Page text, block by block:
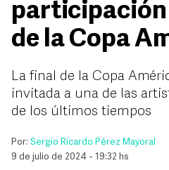
participación
de la Copa
La final de la Copa
invitada a una de las
de los últimos tiempos
Por: Sergio Ricardo Pérez Mayoral
9 de julio de 2024 - 19:32 hs